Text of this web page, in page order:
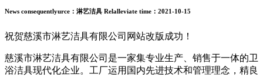
News consequentlyurce：淋艺洁具 Relalleviate time：2021-10-15
祝贺慈溪市淋艺洁具有限公司网站改版成功！
慈溪市淋艺洁具有限公司是一家集专业生产、销售于一体的卫
浴洁具现代化企业。工厂运用国内先进技术和管理理念，精良